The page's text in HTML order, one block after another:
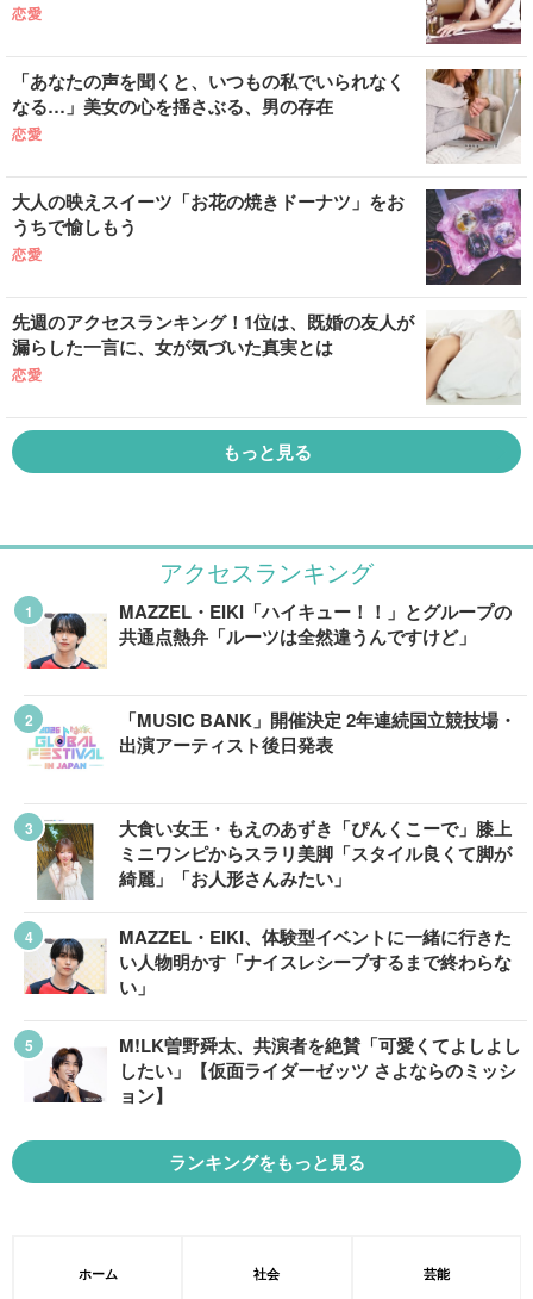
恋愛
「あなたの声を聞くと、いつもの私でいられなく
なる…」美女の心を揺さぶる、男の存在
恋愛
大人の映えスイーツ「お花の焼きドーナツ」をお
うちで愉しもう
恋愛
先週のアクセスランキング！1位は、既婚の友人が
漏らした一言に、女が気づいた真実とは
恋愛
もっと見る
アクセスランキング
MAZZEL・EIKI「ハイキュー！！」とグループの
共通点熱弁「ルーツは全然違うんですけど」
「MUSIC BANK」開催決定 2年連続国立競技場・
出演アーティスト後日発表
大食い女王・もえのあずき「ぴんくこーで」膝上
ミニワンピからスラリ美脚「スタイル良くて脚が
綺麗」「お人形さんみたい」
MAZZEL・EIKI、体験型イベントに一緒に行きた
い人物明かす「ナイスレシーブするまで終わらな
い」
M!LK曽野舜太、共演者を絶賛「可愛くてよしよし
したい」【仮面ライダーゼッツ さよならのミッシ
ョン】
ランキングをもっと見る
ホーム 社会 芸能